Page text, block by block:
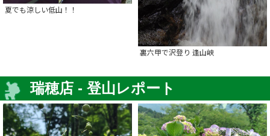
夏でも涼しい低山！！
裏六甲で沢登り 逢山峡
瑞穂店 - 登山レポート